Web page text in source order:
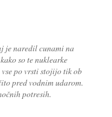
je naredil cunami na
so te nuklearke
po vrsti stojijo tik ob
pred vodnim udarom.
potresih.